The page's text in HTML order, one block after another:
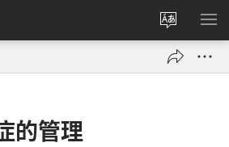
更
改
网
显
的管理